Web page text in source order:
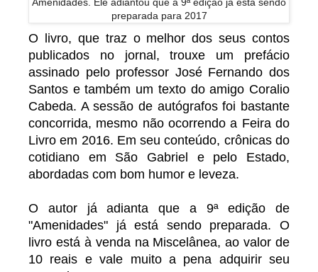
preparada para 2017
O livro, que traz o melhor dos seus contos
publicados no jornal, trouxe um prefácio
assinado pelo professor José Fernando dos
Santos e também um texto do amigo Coralio
Cabeda. A sessão de autógrafos foi bastante
concorrida, mesmo não ocorrendo a Feira do
Livro em 2016. Em seu conteúdo, crônicas do
cotidiano em São Gabriel e pelo Estado,
abordadas com bom humor e leveza.
O autor já adianta que a 9ª edição de
"Amenidades" já está sendo preparada. O
livro está à venda na Miscelânea, ao valor de
10 reais e vale muito a pena adquirir seu